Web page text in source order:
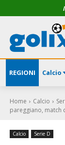
REGIONI Calcio
Home Calcio
pareggiano, match
Calcio Serie D